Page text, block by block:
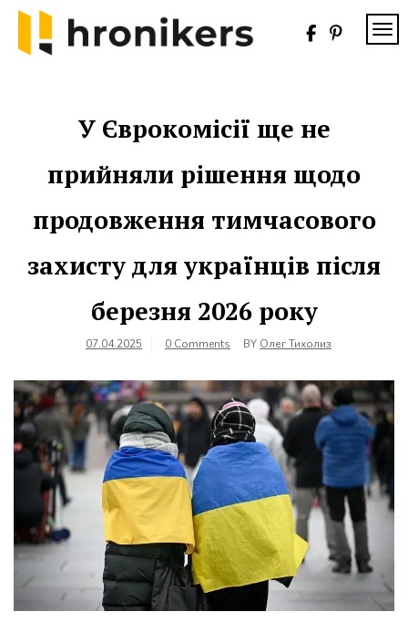
Skip
content
У Єврокомісії ще не
прийняли рішення щодо
продовження тимчасового
захисту для українців після
березня 2026 року
07.04.2025 0 Comments BY Олег Тихолиз